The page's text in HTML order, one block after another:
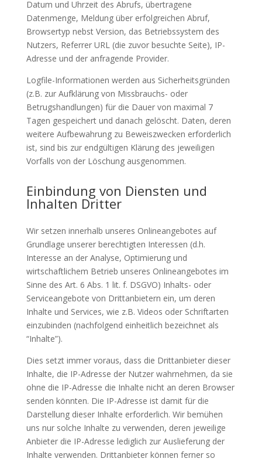
Datum und Uhrzeit des Abrufs, übertragene
Datenmenge, Meldung über erfolgreichen Abruf,
Browsertyp nebst Version, das Betriebssystem des
Nutzers, Referrer URL (die zuvor besuchte Seite), IP-
Adresse und der anfragende Provider.
Logfile-Informationen werden aus Sicherheitsgründen
(z.B. zur Aufklärung von Missbrauchs- oder
Betrugshandlungen) für die Dauer von maximal 7
Tagen gespeichert und danach gelöscht. Daten, deren
weitere Aufbewahrung zu Beweiszwecken erforderlich
ist, sind bis zur endgültigen Klärung des jeweiligen
Vorfalls von der Löschung ausgenommen.
Einbindung von Diensten und
Inhalten Dritter
Wir setzen innerhalb unseres Onlineangebotes auf
Grundlage unserer berechtigten Interessen (d.h.
Interesse an der Analyse, Optimierung und
wirtschaftlichem Betrieb unseres Onlineangebotes im
Sinne des Art. 6 Abs. 1 lit. f. DSGVO) Inhalts- oder
Serviceangebote von Drittanbietern ein, um deren
Inhalte und Services, wie z.B. Videos oder Schriftarten
einzubinden (nachfolgend einheitlich bezeichnet als
“Inhalte”).
Dies setzt immer voraus, dass die Drittanbieter dieser
Inhalte, die IP-Adresse der Nutzer wahrnehmen, da sie
ohne die IP-Adresse die Inhalte nicht an deren Browser
senden könnten. Die IP-Adresse ist damit für die
Darstellung dieser Inhalte erforderlich. Wir bemühen
uns nur solche Inhalte zu verwenden, deren jeweilige
Anbieter die IP-Adresse lediglich zur Auslieferung der
Inhalte verwenden. Drittanbieter können ferner so